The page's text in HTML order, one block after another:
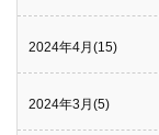
2024年4月(15)
2024年3月(5)